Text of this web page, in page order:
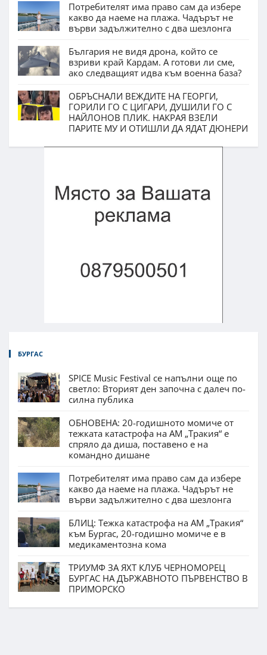
Потребителят има право сам да избере
какво да наеме на плажа. Чадърът не
върви задължително с два шезлонга
България не видя дрона, който се
взриви край Кардам. А готови ли сме,
ако следващият идва към военна база?
ОБРЪСНАЛИ ВЕЖДИТЕ НА ГЕОРГИ,
ГОРИЛИ ГО С ЦИГАРИ, ДУШИЛИ ГО С
НАЙЛОНОВ ПЛИК. НАКРАЯ ВЗЕЛИ
ПАРИТЕ МУ И ОТИШЛИ ДА ЯДАТ ДЮНЕРИ
БУРГАС
SPICE Music Festival се напълни още по
светло: Вторият ден започна с далеч по-
силна публика
ОБНОВЕНА: 20-годишното момиче от
тежката катастрофа на АМ „Тракия“ е
спряло да диша, поставено е на
командно дишане
Потребителят има право сам да избере
какво да наеме на плажа. Чадърът не
върви задължително с два шезлонга
БЛИЦ: Тежка катастрофа на АМ „Тракия“
към Бургас, 20-годишно момиче е в
медикаментозна кома
ТРИУМФ ЗА ЯХТ КЛУБ ЧЕРНОМОРЕЦ
БУРГАС НА ДЪРЖАВНОТО ПЪРВЕНСТВО В
ПРИМОРСКО